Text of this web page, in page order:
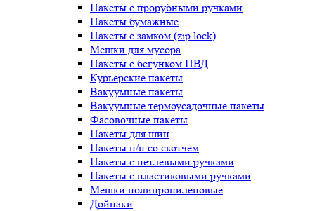
Пакеты с прорубными ручками
Пакеты бумажные
Пакеты с замком (zip lock)
Мешки для мусора
Пакеты с бегунком ПВД
Курьерские пакеты
Вакуумные пакеты
Вакуумные термоусадочные пакеты
Фасовочные пакеты
Пакеты для шин
Пакеты п/п со скотчем
Пакеты с петлевыми ручками
Пакеты с пластиковыми ручками
Мешки полипропиленовые
Дойпаки